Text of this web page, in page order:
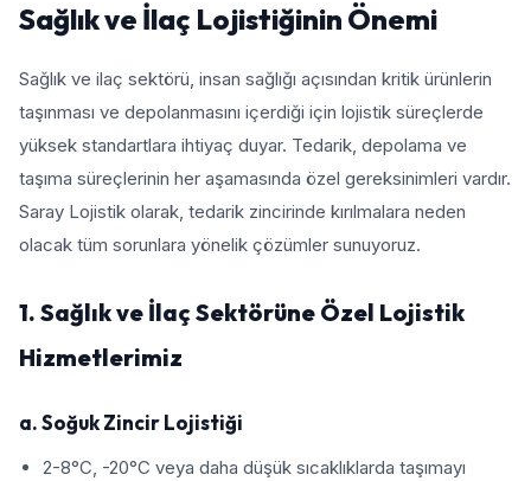
Sağlık ve İlaç Lojistiğinin Önemi
Sağlık ve ilaç sektörü, insan sağlığı açısından kritik ürünlerin
taşınması ve depolanmasını içerdiği için lojistik süreçlerde
yüksek standartlara ihtiyaç duyar. Tedarik, depolama ve
taşıma süreçlerinin her aşamasında özel gereksinimleri vardır.
Saray Lojistik olarak, tedarik zincirinde kırılmalara neden
olacak tüm sorunlara yönelik çözümler sunuyoruz.
1. Sağlık ve İlaç Sektörüne Özel Lojistik
Hizmetlerimiz
a. Soğuk Zincir Lojistiği
2-8°C, -20°C veya daha düşük sıcaklıklarda taşımayı